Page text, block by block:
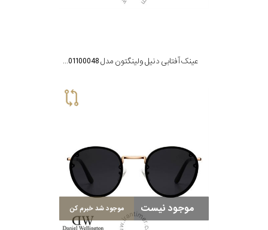
عینک آفتابی دنیل ولینگتون مدل DW01100048
موجود نیست موجود شد خبرم کن